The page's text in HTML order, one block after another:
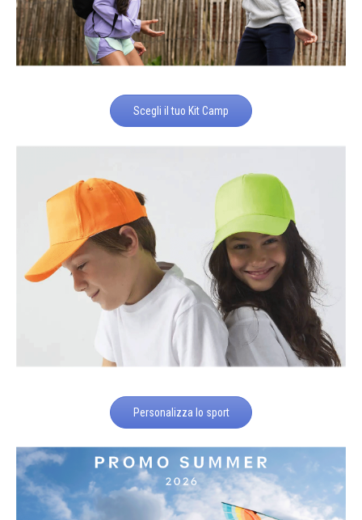
Scegli il tuo Kit Camp
Personalizza lo sport